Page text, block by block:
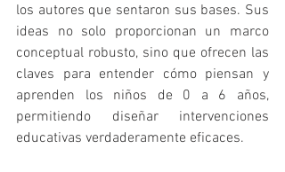
los autores que sentaron sus bases. Sus
ideas no solo proporcionan un marco
conceptual robusto, sino que ofrecen las
claves para entender cómo piensan y
aprenden los niños de 0 a 6 años,
permitiendo diseñar intervenciones
educativas verdaderamente eficaces.